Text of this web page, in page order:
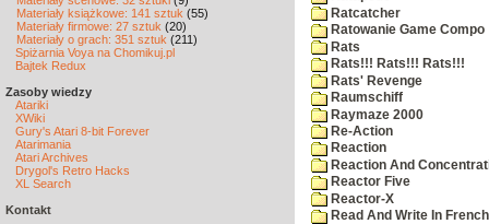
Materiały książkowe: 141 sztuk (55)
Materiały firmowe: 27 sztuk (20)
Materiały o grach: 351 sztuk (211)
Spiżarnia Voya na Chomikuj.pl
Bajtek Redux
Zasoby wiedzy
Atariki
XWiki
Gury's Atari 8-bit Forever
Atarimania
Atari Archives
Drygol's Retro Hacks
XL Search
Kontakt
Ratcatcher
Ratowanie Game Compo
Rats
Rats!!! Rats!!! Rats!!!
Rats' Revenge
Raumschiff
Raymaze 2000
Re-Action
Reaction
Reaction And
Reactor Five
Reactor-X
Read And Write In